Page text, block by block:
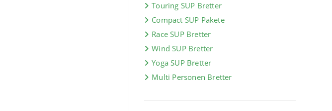
Touring SUP Bretter
Compact SUP Pakete
Race SUP Bretter
Wind SUP Bretter
Yoga SUP Bretter
Multi Personen Bretter